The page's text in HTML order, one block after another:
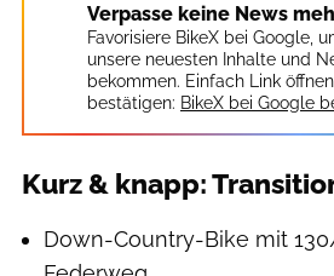
Verpasse keine News
Favorisiere BikeX bei Google,
unsere neuesten Inhalte und
bekommen. Einfach Link
bestätigen: BikeX bei Google
Kurz & knapp:
Down-Country-Bike mit